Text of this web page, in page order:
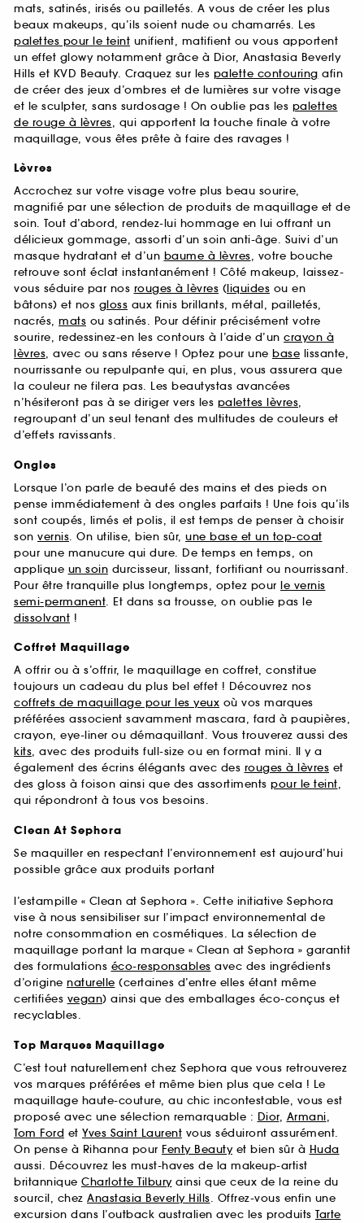
mats, satinés, irisés ou pailletés. A vous de créer les plus
beaux makeups, qu’ils soient nude ou chamarrés. Les
palettes pour le teint unifient, matifient ou vous apportent
un effet glowy notamment grâce à Dior, Anastasia Beverly
Hills et KVD Beauty. Craquez sur les palette contouring afin
de créer des jeux d’ombres et de lumières sur votre visage
et le sculpter, sans surdosage ! On oublie pas les palettes
de rouge à lèvres, qui apportent la touche finale à votre
maquillage, vous êtes prête à faire des ravages !
Lèvres
Accrochez sur votre visage votre plus beau sourire,
magnifié par une sélection de produits de maquillage et de
soin. Tout d’abord, rendez-lui hommage en lui offrant un
délicieux gommage, assorti d’un soin anti-âge. Suivi d’un
masque hydratant et d’un baume à lèvres, votre bouche
retrouve sont éclat instantanément ! Côté makeup, laissez-
vous séduire par nos rouges à lèvres (liquides ou en
bâtons) et nos gloss aux finis brillants, métal, pailletés,
nacrés, mats ou satinés. Pour définir précisément votre
sourire, redessinez-en les contours à l’aide d’un crayon à
lèvres, avec ou sans réserve ! Optez pour une base lissante,
nourrissante ou repulpante qui, en plus, vous assurera que
la couleur ne filera pas. Les beautystas avancées
n’hésiteront pas à se diriger vers les palettes lèvres,
regroupant d’un seul tenant des multitudes de couleurs et
d’effets ravissants.
Ongles
Lorsque l’on parle de beauté des mains et des pieds on
pense immédiatement à des ongles parfaits ! Une fois qu’ils
sont coupés, limés et polis, il est temps de penser à choisir
son vernis. On utilise, bien sûr, une base et un top-coat
pour une manucure qui dure. De temps en temps, on
applique un soin durcisseur, lissant, fortifiant ou nourrissant.
Pour être tranquille plus longtemps, optez pour le vernis
semi-permanent. Et dans sa trousse, on oublie pas le
dissolvant !
Coffret Maquillage
A offrir ou à s’offrir, le maquillage en coffret, constitue
toujours un cadeau du plus bel effet ! Découvrez nos
coffrets de maquillage pour les yeux où vos marques
préférées associent savamment mascara, fard à paupières,
crayon, eye-liner ou démaquillant. Vous trouverez aussi des
kits, avec des produits full-size ou en format mini. Il y a
également des écrins élégants avec des rouges à lèvres et
des gloss à foison ainsi que des assortiments pour le teint,
qui répondront à tous vos besoins.
Clean At Sephora
Se maquiller en respectant l’environnement est aujourd’hui
possible grâce aux produits portant
l’estampille « Clean at Sephora ». Cette initiative Sephora
vise à nous sensibiliser sur l’impact environnemental de
notre consommation en cosmétiques. La sélection de
maquillage portant la marque « Clean at Sephora » garantit
des formulations éco-responsables avec des ingrédients
d’origine naturelle (certaines d’entre elles étant même
certifiées vegan) ainsi que des emballages éco-conçus et
recyclables.
Top Marques Maquillage
C’est tout naturellement chez Sephora que vous retrouverez
vos marques préférées et même bien plus que cela ! Le
maquillage haute-couture, au chic incontestable, vous est
proposé avec une sélection remarquable : Dior, Armani,
Tom Ford et Yves Saint Laurent vous séduiront assurément.
On pense à Rihanna pour Fenty Beautyet bien sûr à Huda
aussi. Découvrez les must-haves de la makeup-artist
britannique Charlotte Tilburyainsi que ceux de la reine du
sourcil, chez Anastasia Beverly Hills. Offrez-vous enfin une
excursion dans l’outback australien avec les produits Tarte